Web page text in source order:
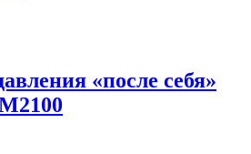
«после себя»